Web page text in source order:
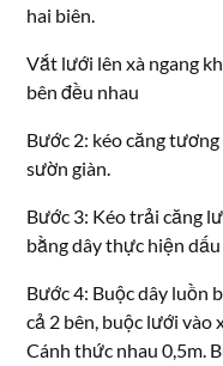
hai biên.
Vắt lưới lên xà ngang
bên đều nhau
Bước 2: kéo căng
sườn giàn.
Bước 3: Kéo trải căng
bằng dây thực hiện
Bước 4: Buộc dây luồn
cả 2 bên, buộc lưới vào
Cánh thức nhau 0,5m.